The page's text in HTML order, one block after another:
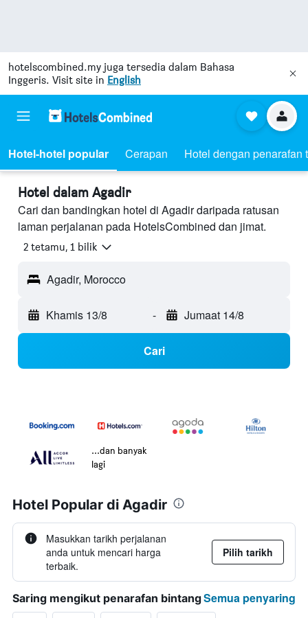
hotelscombined.my juga tersedia dalam Bahasa
Inggeris. Visit site in English
Hotel-hotel popular Cerapan Hotel dengan penarafan
Hotel dalam Agadir
Cari dan bandingkan hotel di Agadir daripada ratusan
laman perjalanan pada HotelsCombined dan jimat.
2 tetamu, 1 bilik
Agadir, Morocco
Khamis 13/8 - Jumaat 14/8
Cari
...dan banyak
lagi
Hotel Popular di Agadir
Masukkan tarikh perjalanan
anda untuk mencari harga
terbaik.
Pilih tarikh
Saring mengikut penarafan bintangSemua penyaring